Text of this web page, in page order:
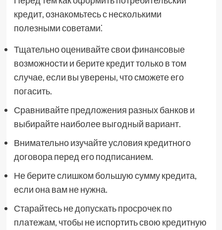
кредит, ознакомьтесь с несколькими
полезными советами⁚
Тщательно оценивайте свои финансовые
возможности и берите кредит только в том
случае, если вы уверены, что сможете его
погасить.
Сравнивайте предложения разных банков и
выбирайте наиболее выгодный вариант.
Внимательно изучайте условия кредитного
договора перед его подписанием.
Не берите слишком большую сумму кредита,
если она вам не нужна.
Старайтесь не допускать просрочек по
платежам, чтобы не испортить свою кредитную